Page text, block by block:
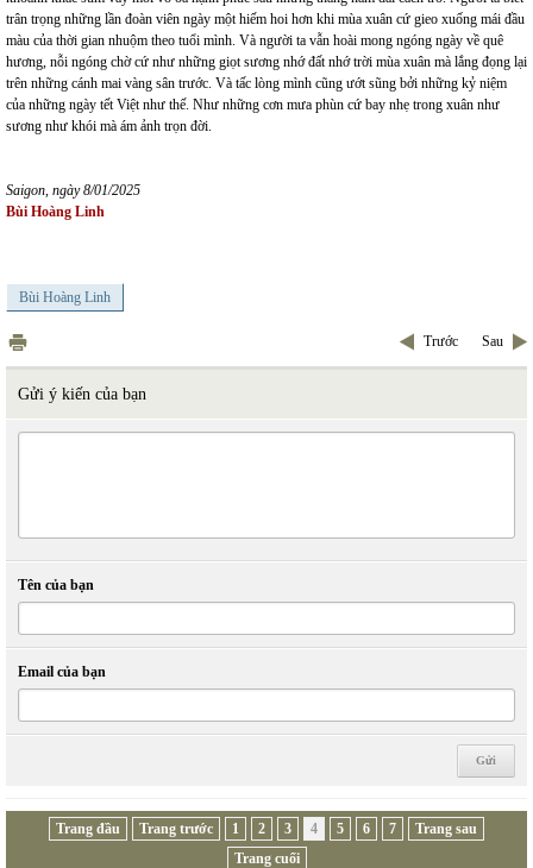
trân trọng những lần đoàn viên ngày một hiếm hoi hơn khi mùa xuân cứ gieo xuống mái đầu
màu của thời gian nhuộm theo tuổi mình. Và người ta vẫn hoài mong ngóng ngày về quê
hương, nỗi ngóng chờ cứ như những giọt sương nhớ đất nhớ trời mùa xuân mà lắng đọng lại
trên những cánh mai vàng sân trước. Và tấc lòng mình cũng ướt sũng bởi những kỷ niệm
của những ngày tết Việt như thế. Như những cơn mưa phùn cứ bay nhẹ trong xuân như
sương như khói mà ám ảnh trọn đời.
Saigon, ngày 8/01/2025
Bùi Hoàng Linh
Bùi Hoàng Linh
Trước Sau
Gửi ý kiến của bạn
Tên của bạn
Email của bạn
Trang đầu Trang trước 1 2 3 4 5 6 7
Trang sau
Trang cuối